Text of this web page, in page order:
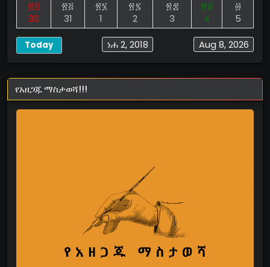
፳፬
30
፳፭
31
፳፮
1
፳፯
2
፳፰
3
፳፱
4
፴
5
Aug 8, 2026
ነሐ 2, 2018
Today
የአዘጋጁ ማስታወሻ!!!